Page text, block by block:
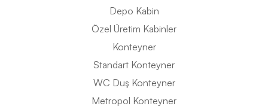
Depo Kabin
Özel Üretim Kabinler
Konteyner
Standart Konteyner
WC Duş Konteyner
Metropol Konteyner